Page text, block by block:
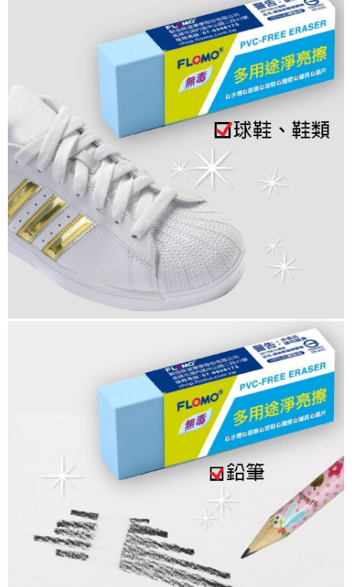
３．未成年的使用者請事先徵得法定代理人或監護人之同意方可使用
「AFTEE先享後付」，若未經同意申辦者引起之損失，本公司不負相關責
４．使用「AFTEE先享後付」時，將依據個別帳號之用戶狀況，依本公司即
時審查核予不同之上限額度；若仍有額度不足之情形，本公司將視審查結果
５．嚴禁一人註冊多個帳號或使用他人資訊註冊。若發現惡意使用之情形，
恩沛科技股份有限公司將有權停止該用戶之使用額度並採取法律行動。